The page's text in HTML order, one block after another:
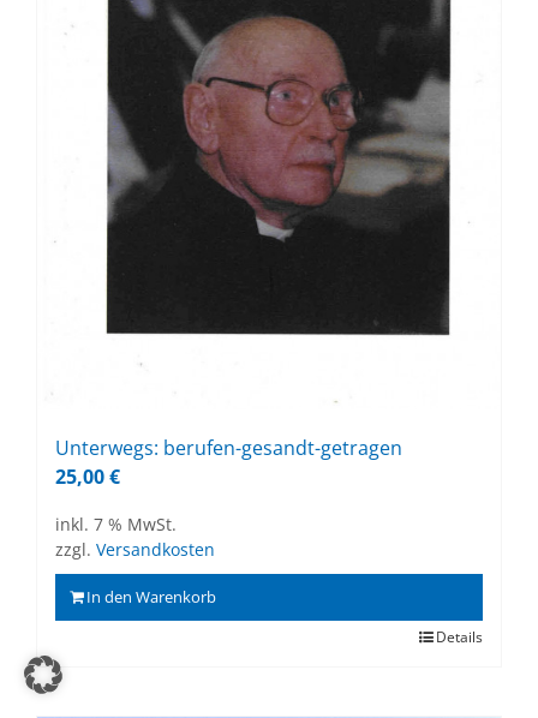
Un­ter­wegs: be­ru­fen-ge­sandt-ge­tra­gen
25,00€
inkl. 7 % MwSt.
zzgl. Versandkosten
In den Warenkorb
Details